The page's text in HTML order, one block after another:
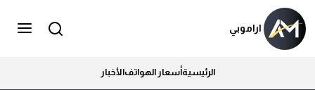
اراموبي
الرئيسيةأسعار الهواتفالأخبار